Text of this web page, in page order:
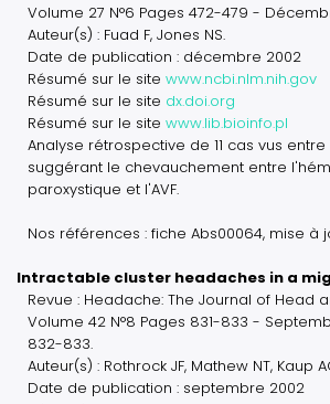
Volume 27 N°6 Pages 472-479 -
Auteur(s) : Fuad F, Jones NS.
Date de publication : décembre 2002
Résumé sur le site www.ncbi.nlm.nih.gov
Résumé sur le site dx.doi.org
Résumé sur le site www.lib.bioinfo.pl
Analyse rétrospective de 11 cas vus entre
suggérant le chevauchement entre
paroxystique et l'AVF.
Nos références : fiche Abs00064, mise
Intractable cluster headaches in a
Revue : Headache: The Journal of Head
Volume 42 N°8 Pages 831-833 -
832-833.
Auteur(s) : Rothrock JF, Mathew NT, Kaup
Date de publication : septembre 2002